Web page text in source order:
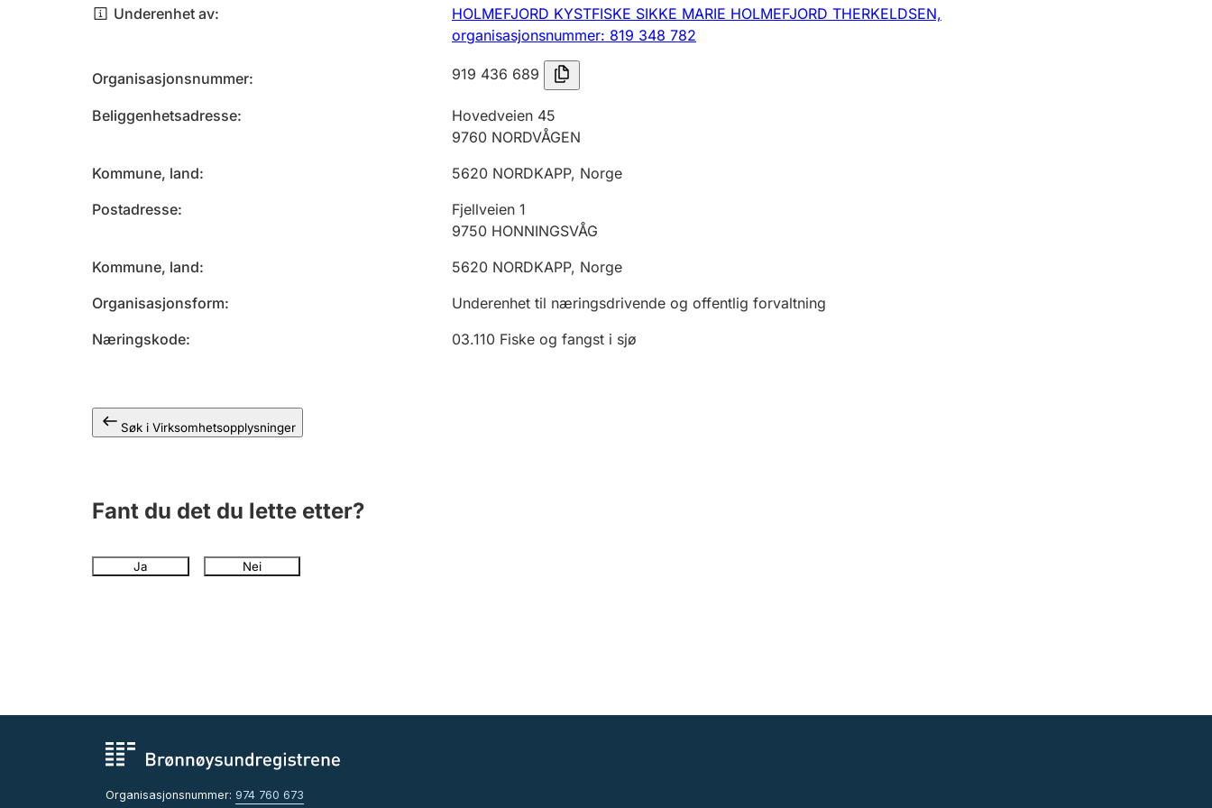
Underenhet av
HOLMEFJORD KYSTFISKE SIKKE MARIE HOLMEFJORD THERKELDSEN,
organisasjonsnummer: 819 348 782
Organisasjonsnummer 919 436 689
Beliggenhetsadresse
Hovedveien 45
9760 NORDVÅGEN
Kommune, land
5620 NORDKAPP, Norge
Postadresse
Fjellveien 1
9750 HONNINGSVÅG
Kommune, land
5620 NORDKAPP, Norge
Organisasjonsform
Underenhet til næringsdrivende og offentlig forvaltning
Næringskode
03.110 Fiske og fangst i sjø
Søk i Virksomhetsopplysninger
Fant du det du lette etter?
Ja Nei
Organisasjonsnummer: 974 760 673